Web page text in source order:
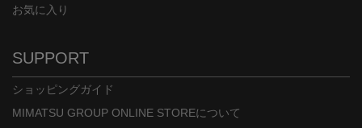
お気に入り
SUPPORT
ショッピングガイド
MIMATSU GROUP ONLINE STOREについて